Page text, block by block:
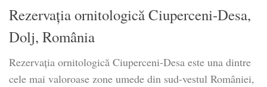
Rezervaţia ornitologică Ciuperceni-Desa,
Dolj, România
Rezervaţia ornitologică Ciuperceni-Desa este una dintre
cele mai valoroase zone umede din sud-vestul României,